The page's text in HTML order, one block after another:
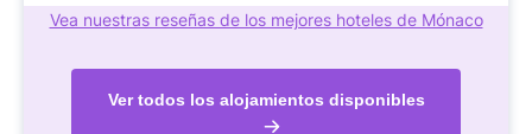
Vea nuestras reseñas de los mejores hoteles de Mónaco
Ver todos los alojamientos disponibles